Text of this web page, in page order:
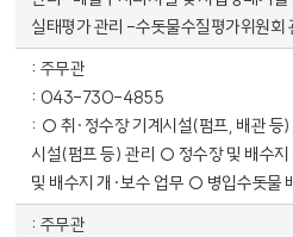
실태평가 관리 -수돗물수질평가위원회
주무관
043-730-4855
○ 취·정수장 기계시설(펌프, 배관 등
시설(펌프 등) 관리 ○ 정수장 및 배수
및 배수지 개·보수 업무 ○ 병입수돗물
주무관